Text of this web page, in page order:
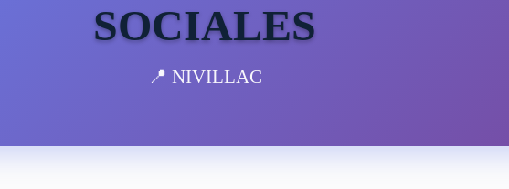
SOCIALES
📍 NIVILLAC